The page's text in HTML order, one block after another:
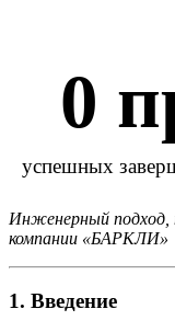
0
успешных
Инженерный подход,
компании «БАРКЛИ»
1. Введение